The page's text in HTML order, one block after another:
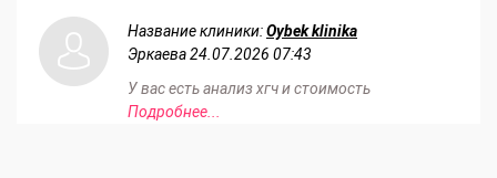
Название клиники:Oybek klinika
Эркаева24.07.2026 07:43
У вас есть анализ хгч и стоимость
Подробнее...